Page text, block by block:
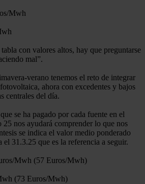
Mwh
con valores altos, hay que preguntarse
mal”.
verano tenemos el reto de integrar
ahora con excedentes y bajos
centrales del día.
se ha pagado por cada fuente en el
25 nos ayudará comprender lo que nos
se indica el valor medio ponderado
el 31.3.25 que es la referencia a seguir.
Mwh (57 Euros/Mwh)
(73 Euros/Mwh)